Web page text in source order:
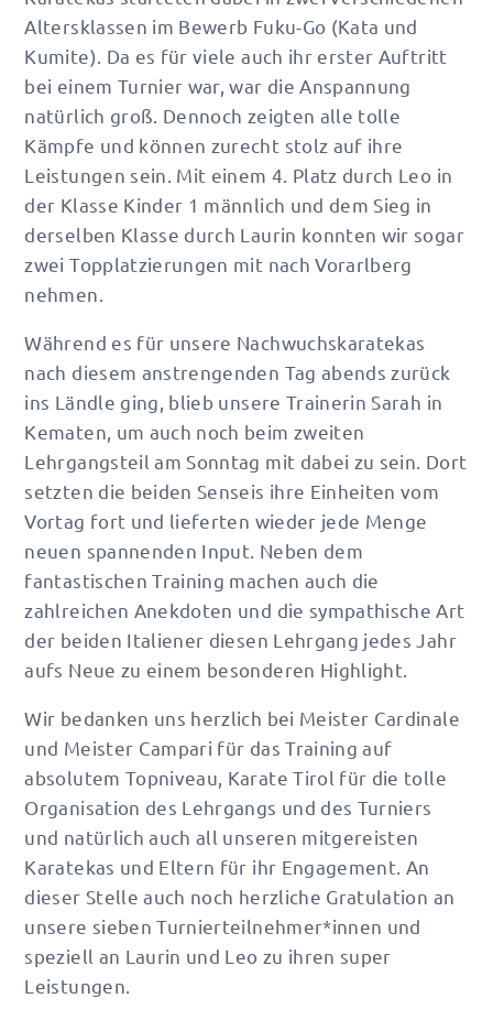
Altersklassen im Bewerb Fuku-Go (Kata und
Kumite). Da es für viele auch ihr erster Auftritt
bei einem Turnier war, war die Anspannung
natürlich groß. Dennoch zeigten alle tolle
Kämpfe und können zurecht stolz auf ihre
Leistungen sein. Mit einem 4. Platz durch Leo in
der Klasse Kinder 1 männlich und dem Sieg in
derselben Klasse durch Laurin konnten wir sogar
zwei Topplatzierungen mit nach Vorarlberg
nehmen.
Während es für unsere Nachwuchskaratekas
nach diesem anstrengenden Tag abends zurück
ins Ländle ging, blieb unsere Trainerin Sarah in
Kematen, um auch noch beim zweiten
Lehrgangsteil am Sonntag mit dabei zu sein. Dort
setzten die beiden Senseis ihre Einheiten vom
Vortag fort und lieferten wieder jede Menge
neuen spannenden Input. Neben dem
fantastischen Training machen auch die
zahlreichen Anekdoten und die sympathische Art
der beiden Italiener diesen Lehrgang jedes Jahr
aufs Neue zu einem besonderen Highlight.
Wir bedanken uns herzlich bei Meister Cardinale
und Meister Campari für das Training auf
absolutem Topniveau, Karate Tirol für die tolle
Organisation des Lehrgangs und des Turniers
und natürlich auch all unseren mitgereisten
Karatekas und Eltern für ihr Engagement. An
dieser Stelle auch noch herzliche Gratulation an
unsere sieben Turnierteilnehmer*innen und
speziell an Laurin und Leo zu ihren super
Leistungen.